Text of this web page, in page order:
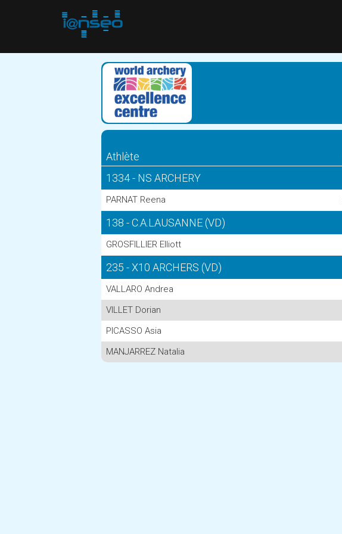
Athlète
1334 - NS ARCHERY
PARNAT Reena
138 - C.A.LAUSANNE (VD)
GROSFILLIER Elliott
235 - X10 ARCHERS (VD)
VALLARO Andrea
VILLET Dorian
PICASSO Asia
MANJARREZ Natalia